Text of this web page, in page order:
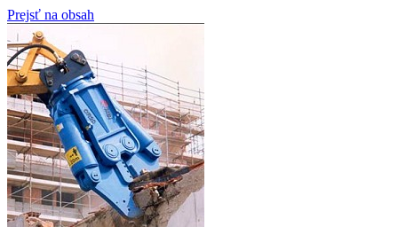
Prejsť na obsah